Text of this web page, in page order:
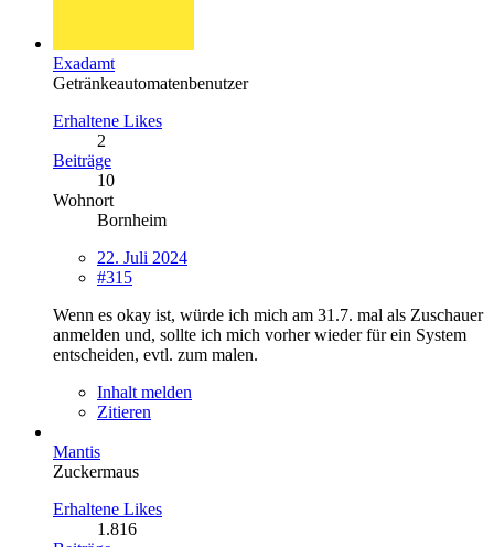
Exadamt
Getränkeautomatenbenutzer
Erhaltene Likes
2
Beiträge
10
Wohnort
Bornheim
22. Juli 2024
#315
Wenn es okay ist, würde ich mich am 31.7. mal als Zuschauer
anmelden und, sollte ich mich vorher wieder für ein System
entscheiden, evtl. zum malen.
Inhalt melden
Zitieren
Mantis
Zuckermaus
Erhaltene Likes
1.816